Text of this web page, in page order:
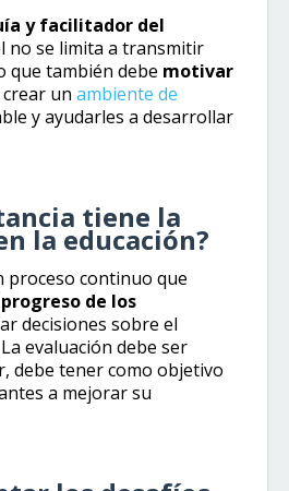
y facilitador del
no se limita a transmitir
que también debe motivar
crear un ambiente de
y ayudarles a desarrollar
tiene la
la educación?
proceso continuo que
de los
decisiones sobre el
evaluación debe ser
debe tener como objetivo
a mejorar su